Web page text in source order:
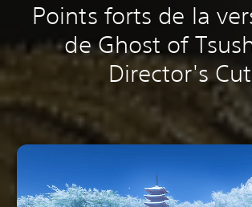
Points forts de la
de Ghost of
Director's Cut